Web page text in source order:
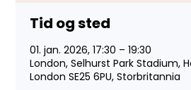
Tid og sted
01. jan. 2026, 17:30 – 19:30
London, Selhurst Park Stadium,
London SE25 6PU, Storbritannia